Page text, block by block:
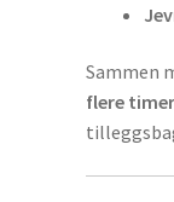
Sammen
flere